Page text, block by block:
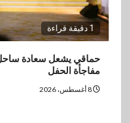
1 دقيقة قراءة
حماقي يشعل سعادة
مفاجأة الحفل